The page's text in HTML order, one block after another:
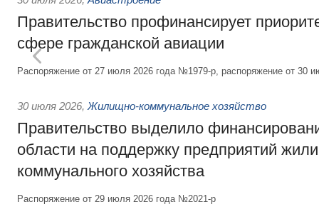
Правительство профинансирует
сфере гражданской авиации
Распоряжение от 27 июля 2026 года №1979-р, распоряжение от 30
30 июля 2026, Жилищно-коммунальное хозяйство
Правительство выделило
области на поддержку предприятий
коммунального хозяйства
Распоряжение от 29 июля 2026 года №2021-р